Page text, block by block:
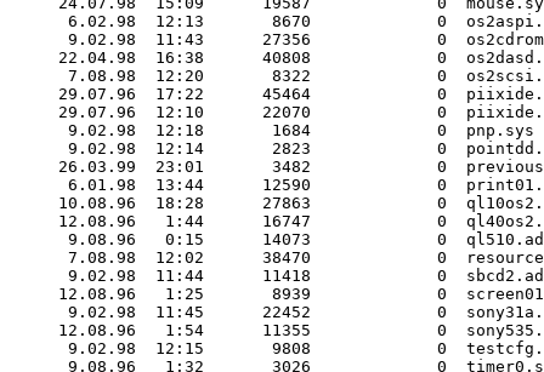
6.02.98  12:13       8670             0
9.02.98  11:43      27356             0
22.04.98  16:38      40808             0
7.08.98  12:20       8322             0
29.07.96  17:22      45464             0
29.07.96  12:10      22070             0
9.02.98  12:18       1684             0  pnp.sys
9.02.98  12:14       2823             0
26.03.99  23:01       3482             0
6.01.98  13:44      12590             0
10.08.96  18:28      27863             0
12.08.96   1:44      16747             0
9.08.96   0:15      14073             0
7.08.98  12:02      38470             0
9.02.98  11:44      11418             0
12.08.96   1:25       8939             0
9.02.98  11:45      22452             0
12.08.96   1:54      11355             0
9.02.98  12:15       9808             0
9.08.96   1:32       3026             0